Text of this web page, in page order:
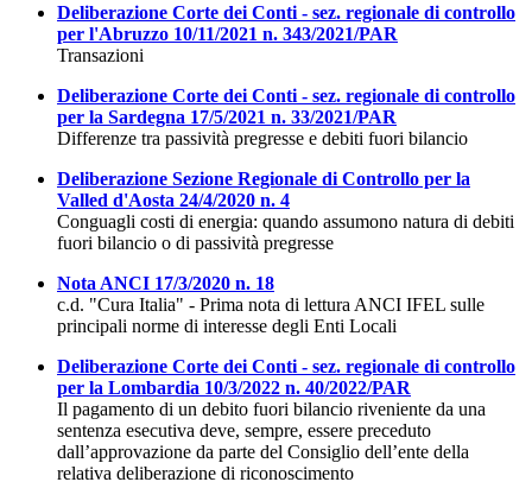
Deliberazione Corte dei Conti - sez. regionale di controllo
per l'Abruzzo 10/11/2021 n. 343/2021/PAR
Transazioni
Deliberazione Corte dei Conti - sez. regionale di controllo
per la Sardegna 17/5/2021 n. 33/2021/PAR
Differenze tra passività pregresse e debiti fuori bilancio
Deliberazione Sezione Regionale di Controllo per la
Valled d'Aosta 24/4/2020 n. 4
Conguagli costi di energia: quando assumono natura di debiti
fuori bilancio o di passività pregresse
Nota ANCI 17/3/2020 n. 18
c.d. "Cura Italia" - Prima nota di lettura ANCI IFEL sulle
principali norme di interesse degli Enti Locali
Deliberazione Corte dei Conti - sez. regionale di controllo
per la Lombardia 10/3/2022 n. 40/2022/PAR
Il pagamento di un debito fuori bilancio riveniente da una
sentenza esecutiva deve, sempre, essere preceduto
dall’approvazione da parte del Consiglio dell’ente della
relativa deliberazione di riconoscimento